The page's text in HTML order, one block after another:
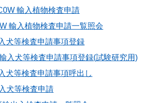
輸入植物検査申請
輸入植物検査申請一覧照会
犬等検査申請事項登録
入犬等検査申請事項登録(試験研究用)
犬等検査申請事項呼出し
犬等検査申請